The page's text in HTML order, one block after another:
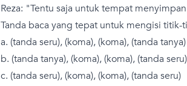
Reza: "Tentu saja untuk tempat
Tanda baca yang tepat untuk mengisi titik-
a. (tanda seru), (koma), (koma), (tanda tanya)
b. (tanda tanya), (koma), (koma), (tanda seru)
c. (tanda seru), (koma), (koma), (tanda seru)